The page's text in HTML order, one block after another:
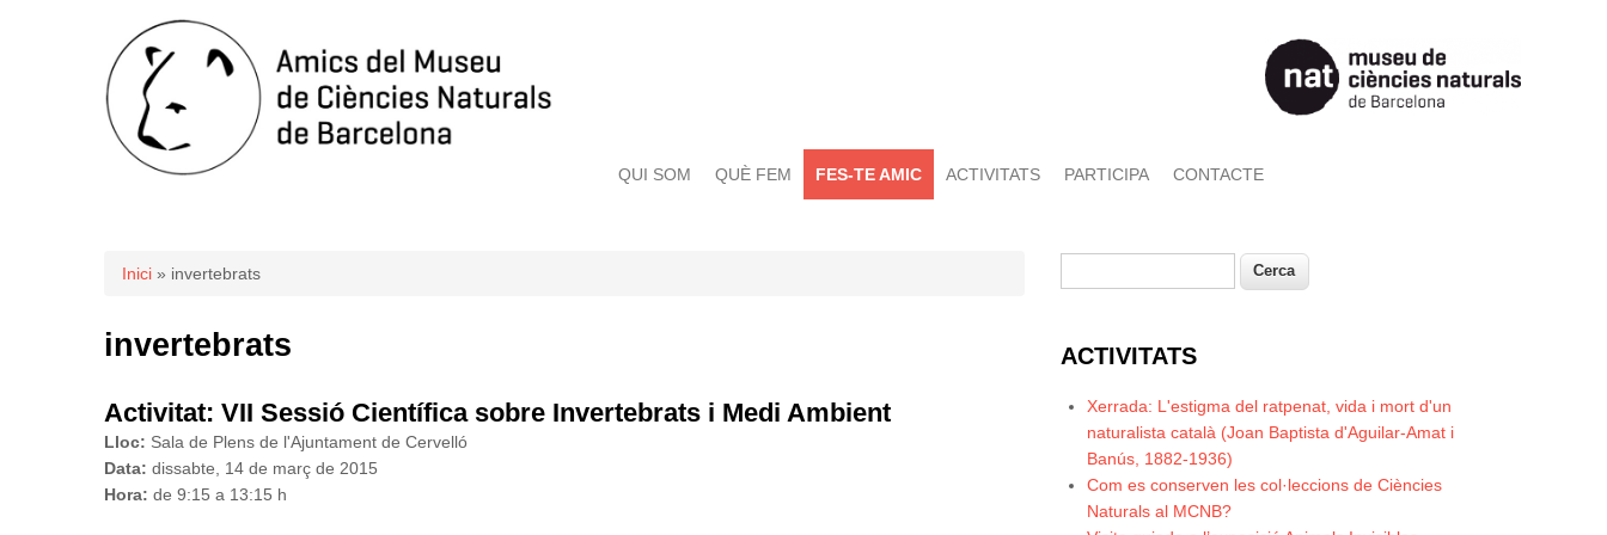
QUI SOM QUÈ FEM FES-TE AMIC ACTIVITATS PARTICIPA CONTACTE
Esteu aquí
Inici » invertebrats
invertebrats
Activitat: VII Sessió Científica sobre Invertebrats i Medi Ambient
Lloc: Sala de Plens de l'Ajuntament de Cervelló
Data: dissabte, 14 de març de 2015
Hora: de 9:15 a 13:15 h
Formulari de cerca
ACTIVITATS
Xerrada: L'estigma del ratpenat, vida i mort d'un
naturalista català (Joan Baptista d'Aguilar-Amat i
Banús, 1882-1936)
Com es conserven les col·leccions de Ciències
Naturals al MCNB?